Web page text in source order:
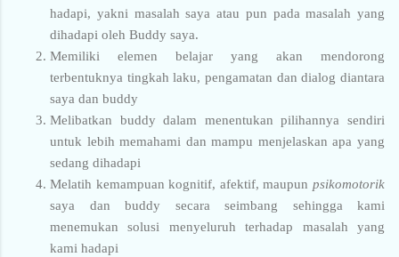
hadapi, yakni masalah saya atau pun pada masalah yang
dihadapi oleh Buddy saya.
Memiliki elemen belajar yang akan mendorong
terbentuknya tingkah laku, pengamatan dan dialog diantara
saya dan buddy
Melibatkan buddy dalam menentukan pilihannya sendiri
untuk lebih memahami dan mampu menjelaskan apa yang
sedang dihadapi
Melatih kemampuan kognitif, afektif, maupun psikomotorik
saya dan buddy secara seimbang sehingga kami
menemukan solusi menyeluruh terhadap masalah yang
kami hadapi